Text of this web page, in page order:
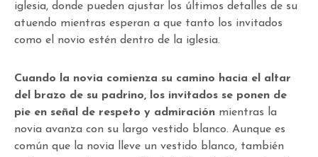
iglesia, donde pueden ajustar los últimos detalles de su
atuendo mientras esperan a que tanto los invitados
como el novio estén dentro de la iglesia.
Cuando la novia comienza su camino hacia el altar
del brazo de su padrino, los invitados se ponen de
pie en señal de respeto y admiración mientras la
novia avanza con su largo vestido blanco. Aunque es
común que la novia lleve un vestido blanco, también